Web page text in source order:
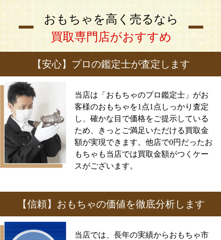
おもちゃを高く売るなら
買取専門店がおすすめ
【安心】プロの鑑定士が査定します
当店は「おもちゃのプロ鑑定士」がお
客様のおもちゃを1点1点しっかり査定
し、確かな目で価格をご提示している
ため、きっとご満足いただける買取金
額が実現できます。他店で0円だったお
もちゃも当店では買取金額がつくケー
スがございます。
【信頼】おもちゃの価値を徹底分析します
当店では、長年の実績からおもちゃ市